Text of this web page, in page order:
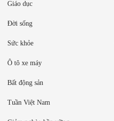
Giáo dục
Đời sống
Sức khỏe
Ô tô xe máy
Bất động sản
Tuần Việt Nam